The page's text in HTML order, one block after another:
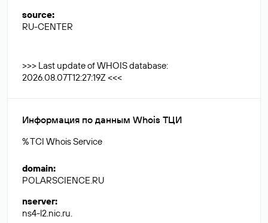
source:
RU-CENTER
>>> Last update of WHOIS database:
2026.08.07T12:27:19Z <<<
Информация по данным Whois ТЦИ
% TCI Whois Service
domain:
POLARSCIENCE.RU
nserver:
ns4-l2.nic.ru.